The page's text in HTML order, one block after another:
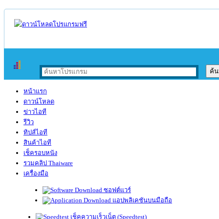
หน้าแรก
ดาวน์โหลด
ข่าวไอที
รีวิว
ทิปส์ไอที
สินค้าไอที
เช็ครอบหนัง
รวมคลิป Thaiware
เครื่องมือ
ซอฟต์แวร์
แอปพลิเคชันบนมือถือ
เช็คความเร็วเน็ต (Speedtest)